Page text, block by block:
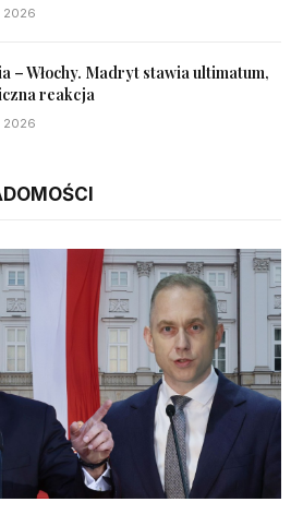
2026
– Włochy. Madryt stawia ultimatum,
reakcja
2026